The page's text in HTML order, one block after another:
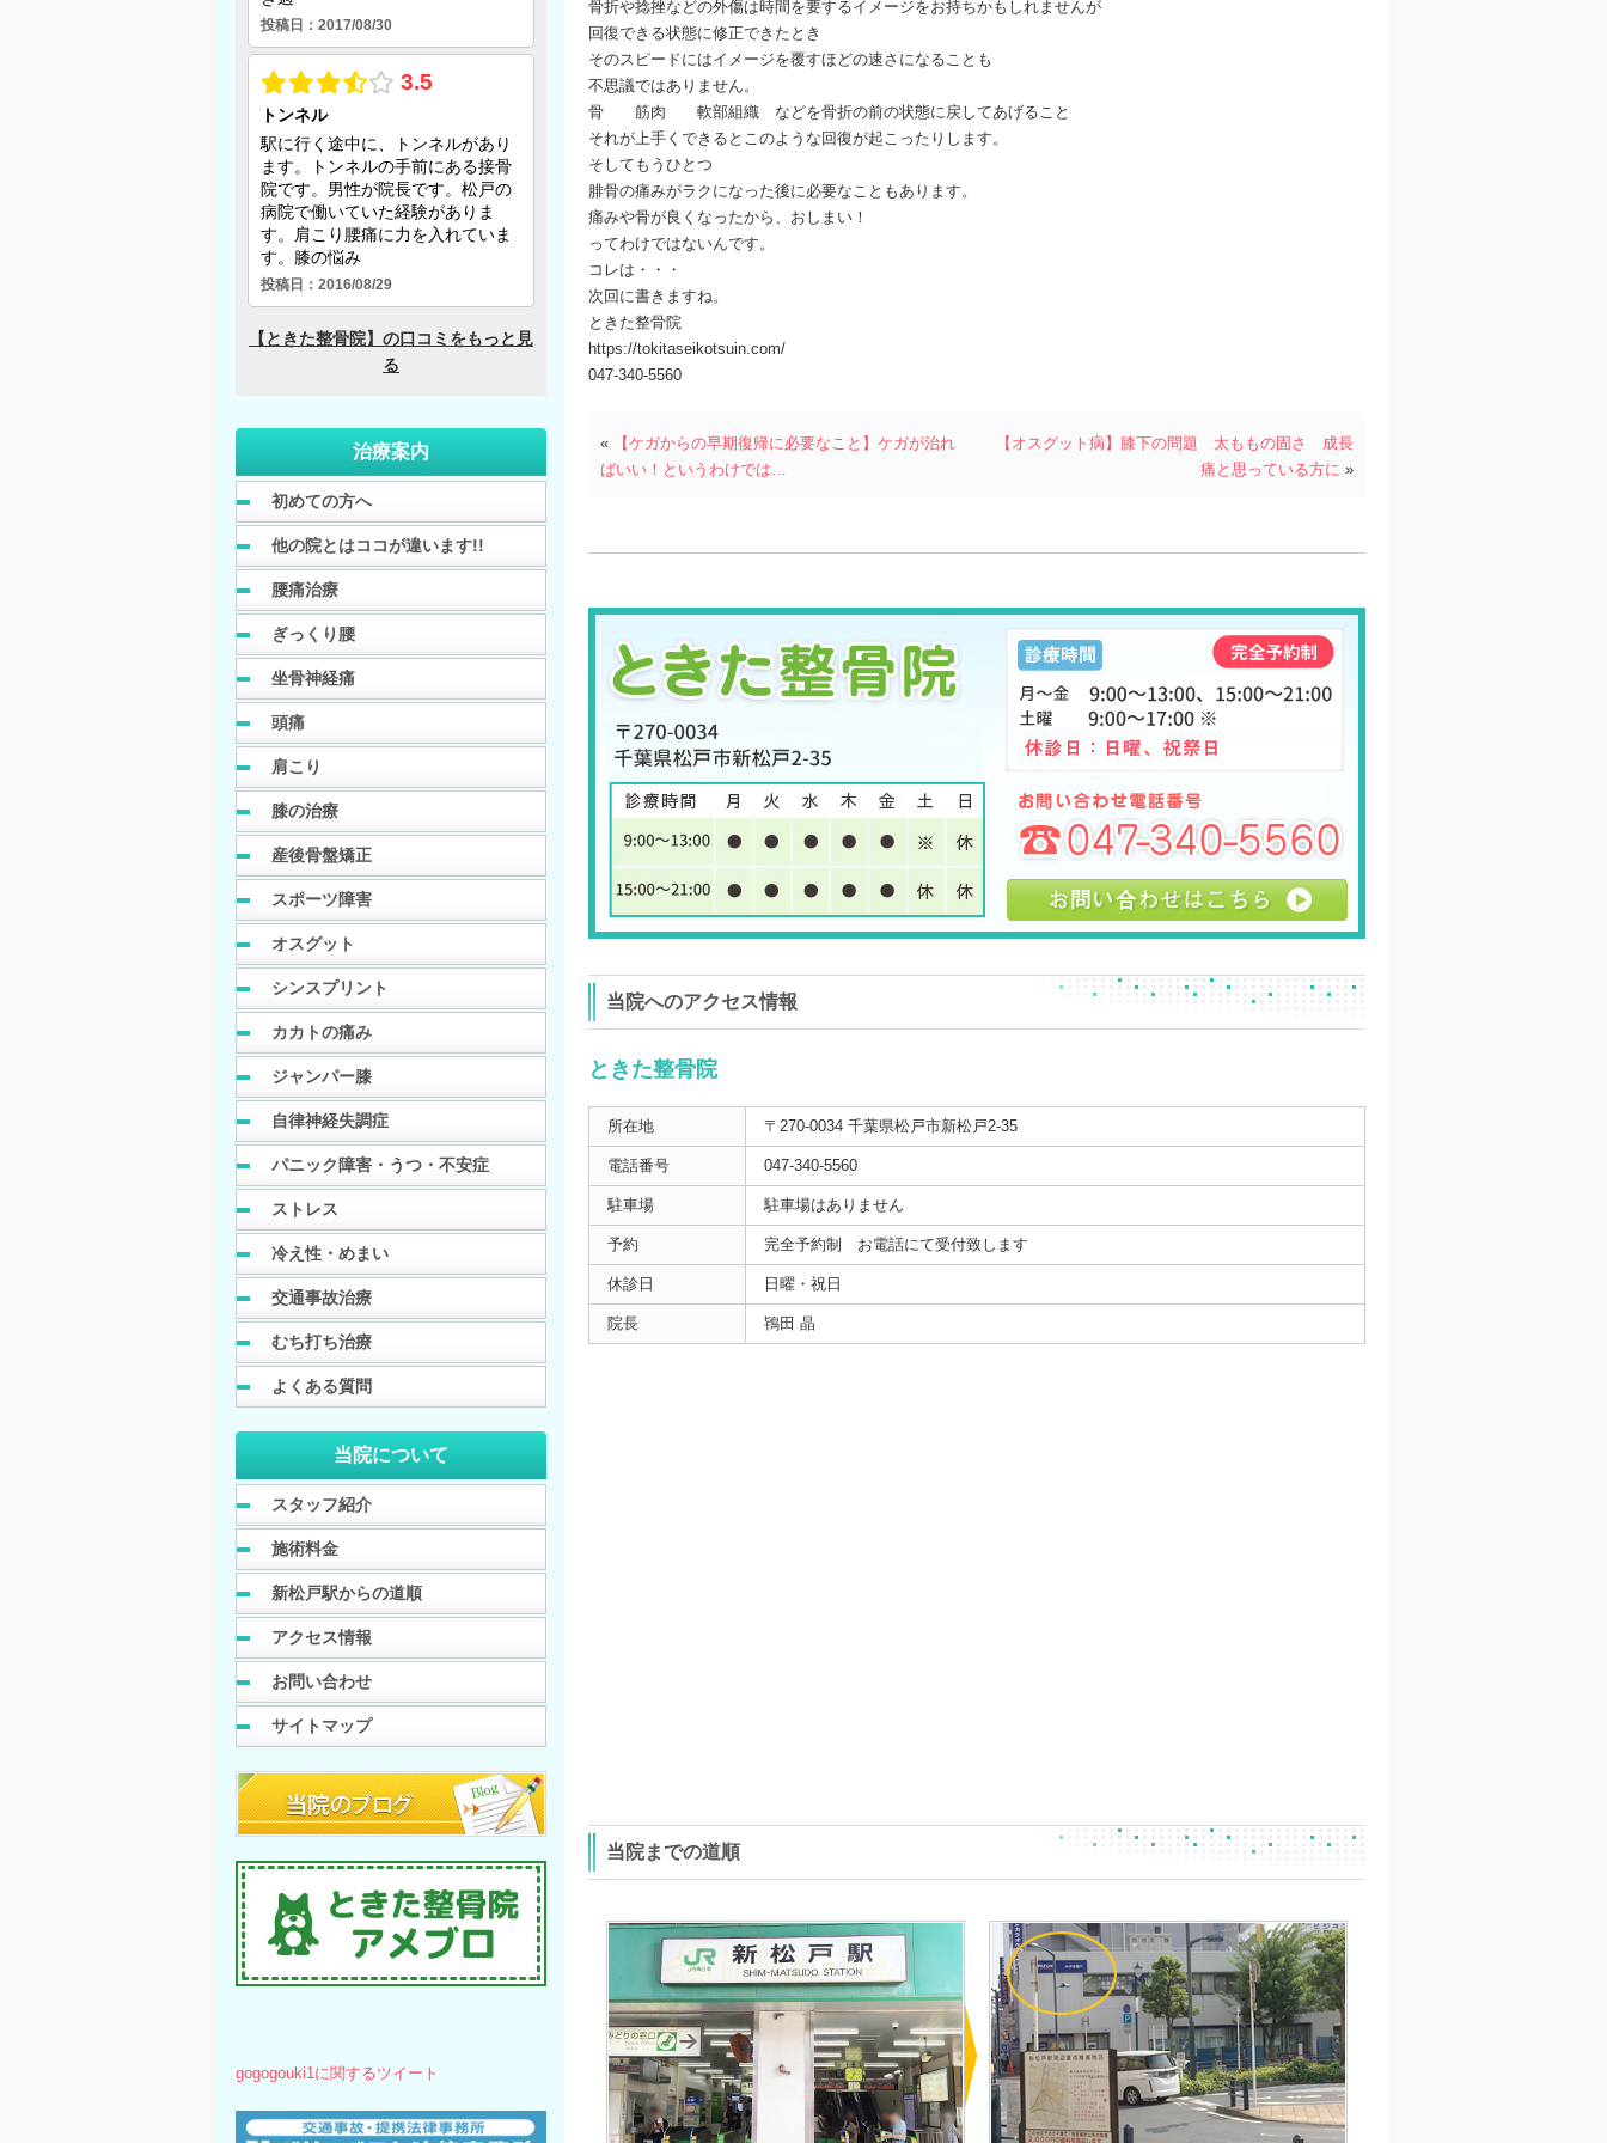
骨折や捻挫などの外傷は時間を要するイメージをお持ちかもしれませんが
回復できる状態に修正できたとき
そのスピードにはイメージを覆すほどの速さになることも
不思議ではありません。
骨 筋肉 軟部組織 などを骨折の前の状態に戻してあげること
それが上手くできるとこのような回復が起こったりします。
そしてもうひとつ
腓骨の痛みがラクになった後に必要なこともあります。
痛みや骨が良くなったから、おしまい！
ってわけではないんです。
コレは・・・
次回に書きますね。
ときた整骨院
https://tokitaseikotsuin.com/
047-340-5560
【オスグット病】膝下の問題 太ももの固さ 成長
痛と思っている方に »
«
【ケガからの早期復帰に必要なこと】ケガが治れ
ばいい！というわけでは…
当院へのアクセス情報
ときた整骨院
所在地 〒270-0034 千葉県松戸市新松戸2-35
電話番号 047-340-5560
駐車場 駐車場はありません
予約 完全予約制 お電話にて受付致します
休診日 日曜・祝日
院長 鴇田 晶
当院までの道順
治療案内
初めての方へ
他の院とはココが違います!!
腰痛治療
ぎっくり腰
坐骨神経痛
頭痛
肩こり
膝の治療
産後骨盤矯正
スポーツ障害
オスグット
シンスプリント
カカトの痛み
ジャンパー膝
自律神経失調症
パニック障害・うつ・不安症
ストレス
冷え性・めまい
交通事故治療
むち打ち治療
よくある質問
当院について
スタッフ紹介
施術料金
新松戸駅からの道順
アクセス情報
お問い合わせ
サイトマップ
gogogouki1に関するツイート